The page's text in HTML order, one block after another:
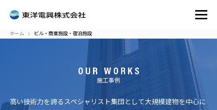
ホーム ビル・商業施設・宿泊施設
施工事例
高い技術力を誇るスペシャリスト集団として大規模建物を中心に